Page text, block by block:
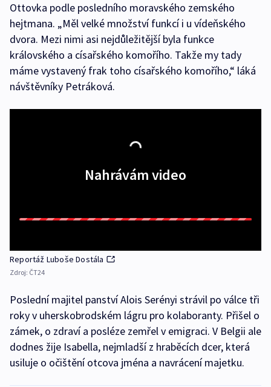
Ottovka podle posledního moravského zemského
hejtmana. „Měl velké množství funkcí i u vídeňského
dvora. Mezi nimi asi nejdůležitější byla funkce
královského a císařského komořího. Takže my tady
máme vystavený frak toho císařského komořího,“ láká
návštěvníky Petráková.
Nahrávám video
Reportáž Luboše Dostála
Zdroj: ČT24
Poslední majitel panství Alois Serényi strávil po válce tři
roky v uherskobrodském lágru pro kolaboranty. Přišel o
zámek, o zdraví a posléze zemřel v emigraci. V Belgii ale
dodnes žije Isabella, nejmladší z hraběcích dcer, která
usiluje o očištění otcova jména a navrácení majetku.